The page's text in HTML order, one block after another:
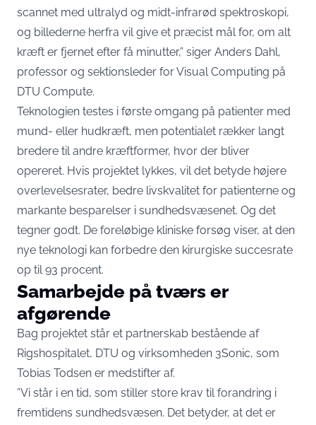
scannet med ultralyd og midt-infrarød spektroskopi,
og billederne herfra vil give et præcist mål for, om alt
kræft er fjernet efter få minutter,” siger Anders Dahl,
professor og sektionsleder for Visual Computing på
DTU Compute.
Teknologien testes i første omgang på patienter med
mund- eller hudkræft, men potentialet rækker langt
bredere til andre kræftformer, hvor der bliver
opereret. Hvis projektet lykkes, vil det betyde højere
overlevelsesrater, bedre livskvalitet for patienterne og
markante besparelser i sundhedsvæsenet. Og det
tegner godt. De foreløbige kliniske forsøg viser, at den
nye teknologi kan forbedre den kirurgiske succesrate
op til 93 procent.
Samarbejde på tværs er
afgørende
Bag projektet står et partnerskab bestående af
Rigshospitalet, DTU og virksomheden 3Sonic, som
Tobias Todsen er medstifter af.
”Vi står i en tid, som stiller store krav til forandring i
fremtidens sundhedsvæsen. Det betyder, at det er